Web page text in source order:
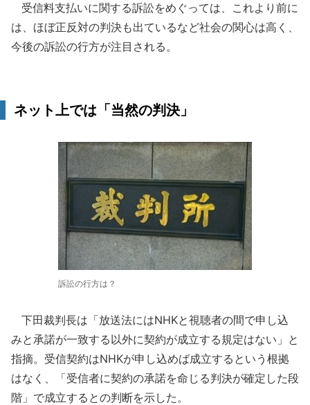
受信料支払いに関する訴訟をめぐっては、これより前に
は、ほぼ正反対の判決も出ているなど社会の関心は高く、
今後の訴訟の行方が注目される。
ネット上では「当然の判決」
訴訟の行方は？
下田裁判長は「放送法にはNHKと視聴者の間で申し込
みと承諾が一致する以外に契約が成立する規定はない」と
指摘。受信契約はNHKが申し込めば成立するという根拠
はなく、「受信者に契約の承諾を命じる判決が確定した段
階」で成立するとの判断を示した。